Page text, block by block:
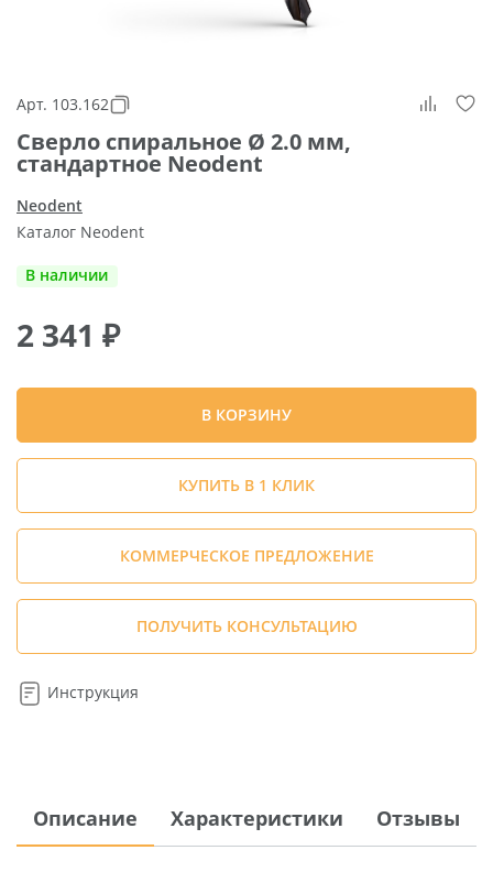
Арт. 103.162
Сверло спиральное Ø 2.0 мм,
стандартное Neodent
Neodent
Каталог Neodent
В наличии
2 341 ₽
В КОРЗИНУ
КУПИТЬ В 1 КЛИК
КОММЕРЧЕСКОЕ ПРЕДЛОЖЕНИЕ
ПОЛУЧИТЬ КОНСУЛЬТАЦИЮ
Инструкция
Описание Характеристики Отзывы